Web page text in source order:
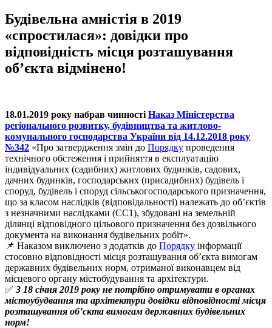
Будівельна амністія в 2019
«спростилася»: довідки про
відповідність місця розташування
об’єкта відмінено!
18.01.2019 року набрав чинності Наказ Міністерства
регіонального розвитку, будівництва та житлово-
комунального господарства України від 14.12.2018 року
№342 «Про затвердження змін до Порядку проведення
технічного обстеження і прийняття в експлуатацію
індивідуальних (садибних) житлових будинків, садових,
дачних будинків, господарських (присадибних) будівель і
споруд, будівель і споруд сільськогосподарського призначення,
що за класом наслідків (відповідальності) належать до об’єктів
з незначними наслідками (СС1), збудовані на земельній
ділянці відповідного цільового призначення без дозвільного
документа на виконання будівельних робіт».
📌 Наказом виключено з додатків до Порядку інформації
стосовно відповідності місця розташування об’єкта вимогам
державних будівельних норм, отриманої виконавцем від
місцевого органу містобудування та архітектури.
✅ З 18 січня 2019 року не потрібно отримувати в органах
містоубудвання та архітектури довідки відповідності місця
розташування об’єкта вимогам державних будівельних
норм!